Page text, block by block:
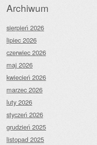
Archiwum
sierpień 2026
lipiec 2026
czerwiec 2026
maj 2026
kwiecień 2026
marzec 2026
luty 2026
styczeń 2026
grudzień 2025
listopad 2025